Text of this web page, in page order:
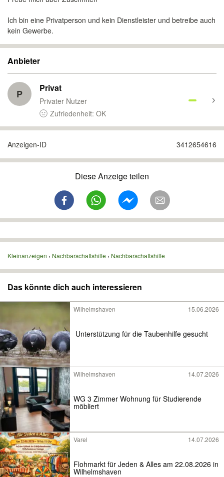
Ich bin eine Privatperson und kein Dienstleister und betreibe auch
kein Gewerbe.
Anbieter
P Privat
Privater Nutzer
Zufriedenheit: OK
Anzeigen-ID 3412654616
Diese Anzeige teilen
Kleinanzeigen Nachbarschaftshilfe Nachbarschaftshilfe
Das könnte dich auch interessieren
Wilhelmshaven 15.06.2026
️ Unterstützung für die Taubenhilfe gesucht ️
Wilhelmshaven 14.07.2026
WG 3 Zimmer Wohnung für Studierende
möbliert
Varel 14.07.2026
Flohmarkt für Jeden & Alles am 22.08.2026 in
Wilhelmshaven